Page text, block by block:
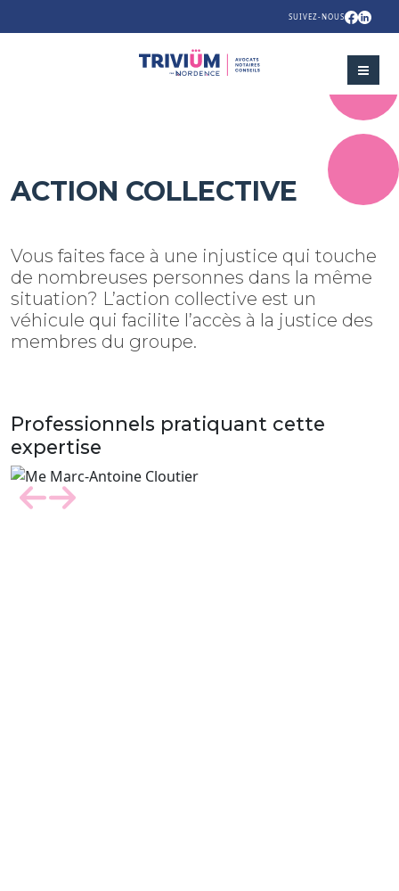
SUIVEZ-NOUS
ACTION COLLECTIVE
Vous faites face à une injustice qui touche
de nombreuses personnes dans la même
situation? L’action collective est un
véhicule qui facilite l’accès à la justice des
membres du groupe.
Professionnels pratiquant cette
expertise
Previous
Next